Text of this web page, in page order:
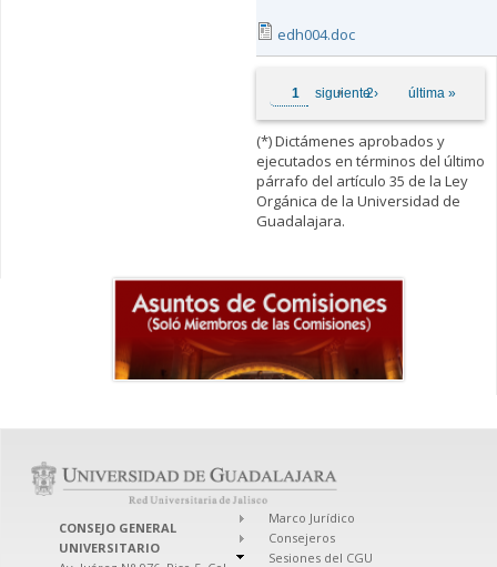
edh004.doc
Páginas
1 2
siguiente › última »
(*) Dictámenes aprobados y
ejecutados en términos del último
párrafo del artículo 35 de la Ley
Orgánica de la Universidad de
Guadalajara.
CONSEJO GENERAL
UNIVERSITARIO
Marco Jurídico
Consejeros
Sesiones del CGU